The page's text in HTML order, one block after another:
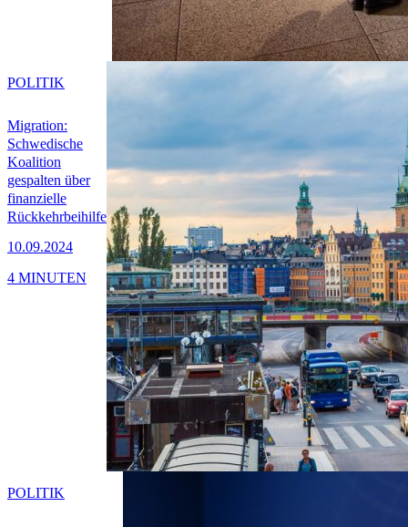
Migration:
Schwedische
Koalition
gespalten über
finanzielle
Rückkehrbeihilfe
10.09.2024
POLITIK
4 MINUTEN
POLITIK